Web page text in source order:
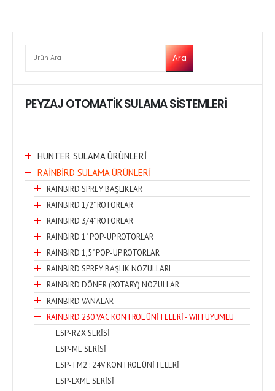
Ara
PEYZAJ OTOMATİK SULAMA SİSTEMLERİ
HUNTER SULAMA ÜRÜNLERİ
RAİNBİRD SULAMA ÜRÜNLERİ
RAINBIRD SPREY BAŞLIKLAR
RAINBIRD 1/2" ROTORLAR
RAINBIRD 3/4" ROTORLAR
RAINBIRD 1" POP-UP ROTORLAR
RAINBIRD 1,5" POP-UP ROTORLAR
RAINBIRD SPREY BAŞLIK NOZULLARI
RAINBIRD DÖNER (ROTARY) NOZULLAR
RAINBIRD VANALAR
RAINBIRD 230 VAC KONTROL ÜNİTELERİ - WIFI UYUMLU
ESP-RZX SERİSİ
ESP-ME SERİSİ
ESP-TM2 : 24V KONTROL ÜNİTELERİ
ESP-LXME SERİSİ